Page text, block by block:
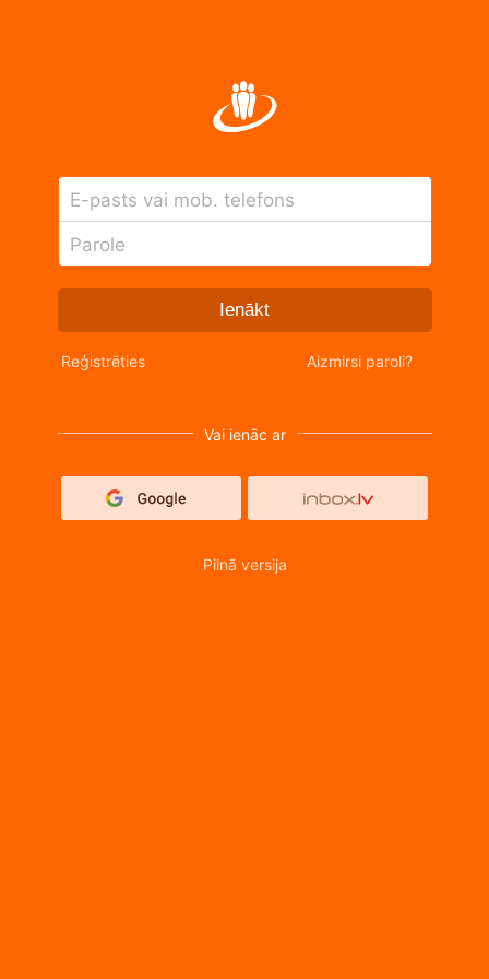
E-pasts vai mob. telefons
Parole
Ienākt
Reģistrēties Aizmirsi paroli?
Vai ienāc ar
Pilnā versija